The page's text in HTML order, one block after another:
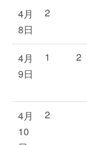
4月
8日
2
4月
9日
1 2
4月
10
2